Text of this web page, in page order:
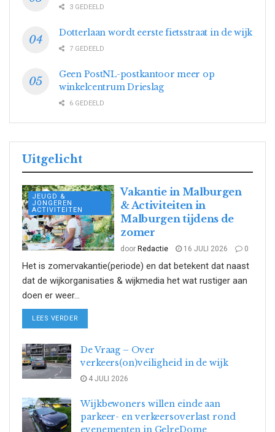
3 GEDEELD
Dotterlaan wordt eerste fietsstraat in de wijk
7 GEDEELD
Geen PostNL-postkantoor meer op
winkelcentrum Drieslag
6 GEDEELD
Uitgelicht
JEUGD &
JONGEREN
ACTIVITEITEN
Vakantie in Malburgen
& Activiteiten in
Malburgen tijdens de
zomer
door Redactie 16 JULI 2026 0
Het is zomervakantie(periode) en dat betekent dat naast
dat de wijkorganisaties & wijkmedia het wat rustiger aan
doen er weer...
LEES VERDER
De Vraag – Over
verkeers(on)veiligheid in de wijk
4 JULI 2026
Wijkbewoners willen einde aan
parkeer- en verkeersoverlast rond
evenementen in GelreDome